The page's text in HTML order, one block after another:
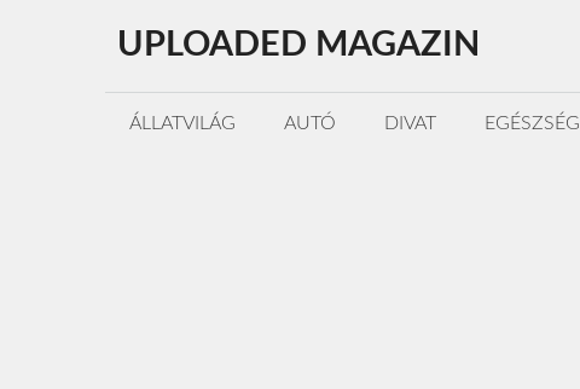
tartalomba
UPLOADED MAGAZIN
ÁLLATVILÁG AUTÓ DIVAT EGÉSZSÉG